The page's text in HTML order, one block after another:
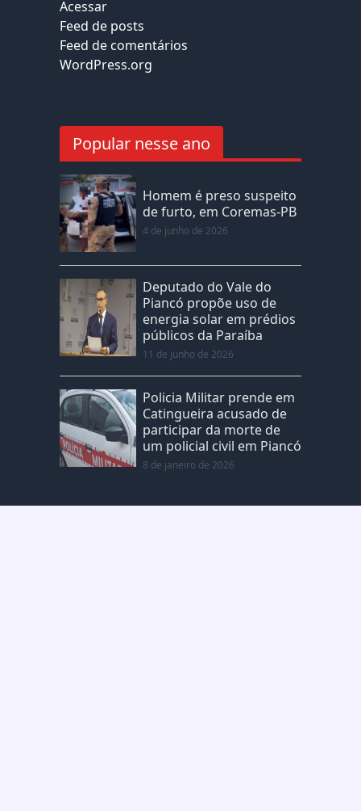
Acessar
Feed de posts
Feed de comentários
WordPress.org
Popular nesse ano
Homem é preso suspeito
de furto, em Coremas-PB
4 de junho de 2026
Deputado do Vale do
Piancó propõe uso de
energia solar em prédios
públicos da Paraíba
11 de junho de 2026
Policia Militar prende em
Catingueira acusado de
participar da morte de
um policial civil em Piancó
8 de janeiro de 2026